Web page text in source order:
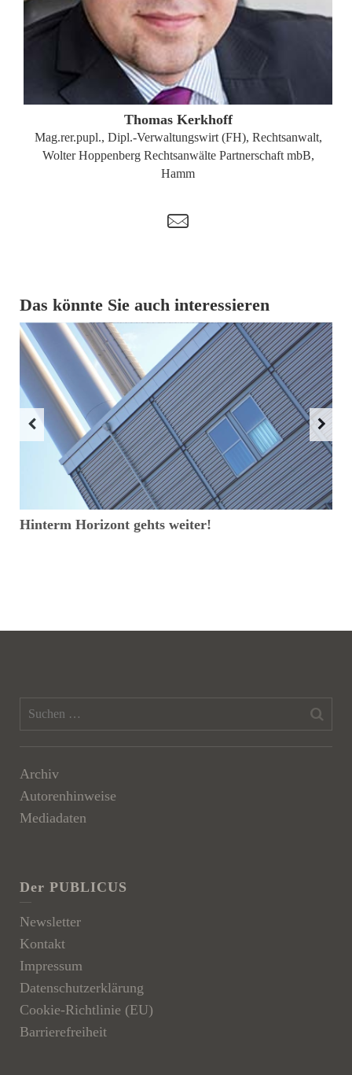
ZUM PROFIL
Thomas Kerkhoff
Mag.rer.pupl., Dipl.-Verwaltungswirt (FH), Rechtsanwalt,
Wolter Hoppenberg Rechtsanwälte Partnerschaft mbB,
Hamm
t
Das könnte Sie auch interessieren
Hinterm Horizont gehts weiter!
Archiv
Autorenhinweise
Mediadaten
Der PUBLICUS
Newsletter
Kontakt
Impressum
Datenschutzerklärung
Cookie-Richtlinie (EU)
Barrierefreiheit